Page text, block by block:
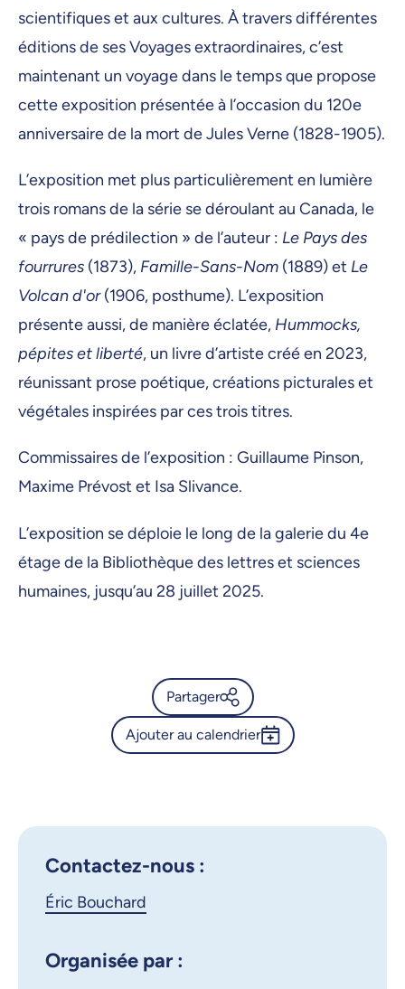
scientifiques et aux cultures. À travers différentes
éditions de ses Voyages extraordinaires, c’est
maintenant un voyage dans le temps que propose
cette exposition présentée à l’occasion du 120e
anniversaire de la mort de Jules Verne (1828-1905).
L’exposition met plus particulièrement en lumière
trois romans de la série se déroulant au Canada, le
« pays de prédilection » de l’auteur : Le Pays des
fourrures (1873), Famille-Sans-Nom (1889) et Le
Volcan d'or(1906, posthume). L’exposition
présente aussi, de manière éclatée, Hummocks,
pépites et liberté, un livre d’artiste créé en 2023,
réunissant prose poétique, créations picturales et
végétales inspirées par ces trois titres.
Commissaires de l’exposition : Guillaume Pinson,
Maxime Prévost et Isa Slivance.
L’exposition se déploie le long de la galerie du 4e
étage de la Bibliothèque des lettres et sciences
humaines, jusqu’au 28 juillet 2025.
Partager
Calendrier de l’Université de
X.com
Ajouter au calendrier
Contactez-nous :
Éric Bouchard
Organisée par :